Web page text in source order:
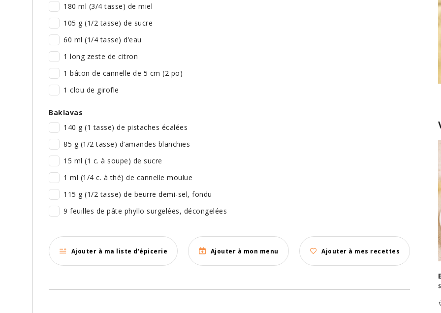
$
180 ml (3/4 tasse) de miel
105 g (1/2 tasse) de sucre
60 ml (1/4 tasse) d’eau
1 long zeste de citron
1 bâton de cannelle de 5 cm (2 po)
1 clou de girofle
Baklavas
140 g (1 tasse) de pistaches écalées
85 g (1/2 tasse) d’amandes blanchies
15 ml (1 c. à soupe) de sucre
1 ml (1/4 c. à thé) de cannelle moulue
115 g (1/2 tasse) de beurre demi-sel, fondu
9 feuilles de pâte phyllo surgelées, décongelées
Ajouter à ma liste d'épicerie Ajouter à mon menu Ajouter à mes recettes